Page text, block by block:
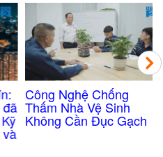
Công Nghệ Chống
Thấm Nhà Vệ Sinh
Không Cần Đục Gạch